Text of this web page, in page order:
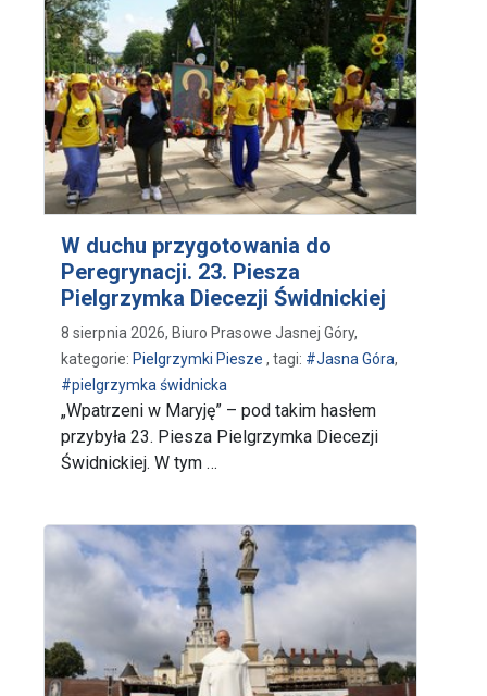
W duchu przygotowania do
Peregrynacji. 23. Piesza
Pielgrzymka Diecezji Świdnickiej
8 sierpnia 2026, Biuro Prasowe Jasnej Góry,
kategorie: Pielgrzymki Piesze , tagi: #Jasna Góra,
#pielgrzymka świdnicka
„Wpatrzeni w Maryję” – pod takim hasłem
przybyła 23. Piesza Pielgrzymka Diecezji
Świdnickiej. W tym …